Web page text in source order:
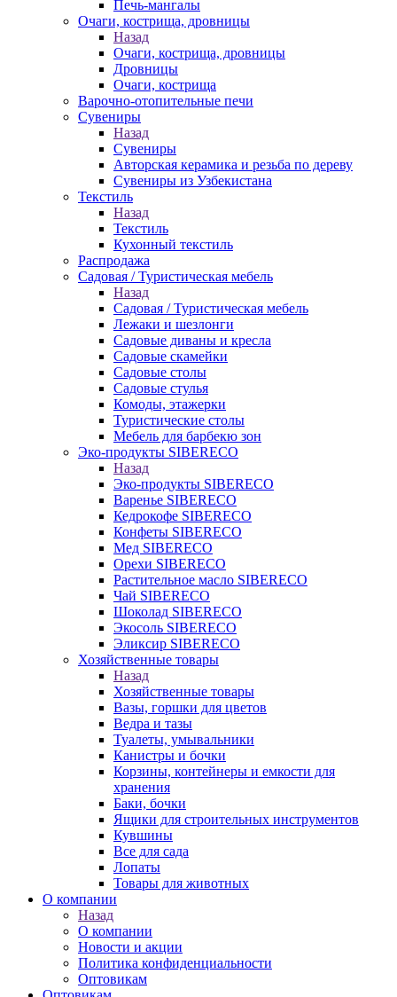
Печь-мангалы
Очаги, кострища, дровницы
Назад
Очаги, кострища, дровницы
Дровницы
Очаги, кострища
Варочно-отопительные печи
Сувениры
Назад
Сувениры
Авторская керамика и резьба по дереву
Сувениры из Узбекистана
Текстиль
Назад
Текстиль
Кухонный текстиль
Распродажа
Садовая / Туристическая мебель
Назад
Садовая / Туристическая мебель
Лежаки и шезлонги
Садовые диваны и кресла
Садовые скамейки
Садовые столы
Садовые стулья
Комоды, этажерки
Туристические столы
Мебель для барбекю зон
Эко-продукты SIBERECO
Назад
Эко-продукты SIBERECO
Варенье SIBERECO
Кедрокофе SIBERECO
Конфеты SIBERECO
Мед SIBERECO
Орехи SIBERECO
Растительное масло SIBERECO
Чай SIBERECO
Шоколад SIBERECO
Экосоль SIBERECO
Эликсир SIBERECO
Хозяйственные товары
Назад
Хозяйственные товары
Вазы, горшки для цветов
Ведра и тазы
Туалеты, умывальники
Канистры и бочки
Корзины, контейнеры и емкости для
хранения
Баки, бочки
Ящики для строительных инструментов
Кувшины
Все для сада
Лопаты
Товары для животных
О компании
Назад
О компании
Новости и акции
Политика конфиденциальности
Оптовикам